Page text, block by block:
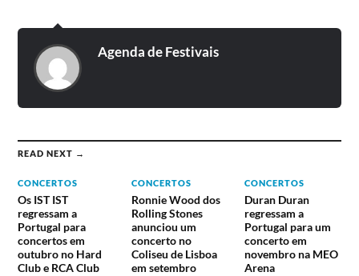
Agenda de Festivais
READ NEXT →
CONCERTOS
Os IST IST
regressam a
Portugal para
concertos em
outubro no Hard
Club e RCA Club
CONCERTOS
Ronnie Wood dos
Rolling Stones
anunciou um
concerto no
Coliseu de Lisboa
em setembro
CONCERTOS
Duran Duran
regressam a
Portugal para um
concerto em
novembro na MEO
Arena